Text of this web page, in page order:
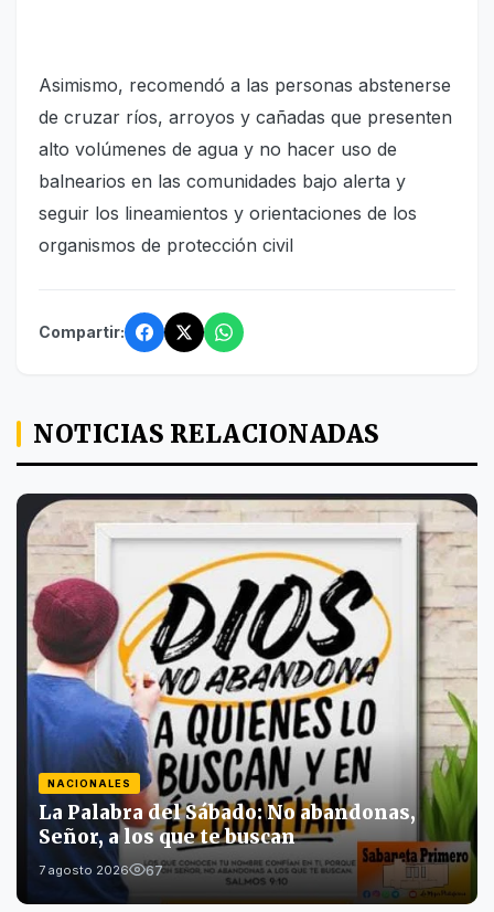
Asimismo, recomendó a las personas abstenerse
de cruzar ríos, arroyos y cañadas que presenten
alto volúmenes de agua y no hacer uso de
balnearios en las comunidades bajo alerta y
seguir los lineamientos y orientaciones de los
organismos de protección civil
Compartir:
NOTICIAS RELACIONADAS
NACIONALES
La Palabra del Sábado: No abandonas,
Señor, a los que te buscan
7 agosto 2026 67